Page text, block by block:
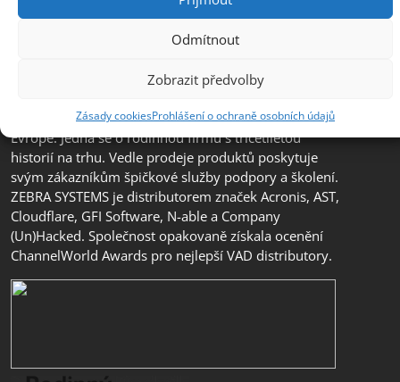
Odmítnout
Zobrazit předvolby
Zásady cookiesProhlášení o ochraně osobních údajů
distributorem s přidanou hodnotou (VAD) v segmentu
České republice, na Slovensku a v jihovýchodní
Evropě. Jedná se o rodinnou firmu s třicetiletou
historií na trhu. Vedle prodeje produktů poskytuje
svým zákazníkům špičkové služby podpory a školení.
ZEBRA SYSTEMS je distributorem značek Acronis, AST,
Cloudflare, GFI Software, N-able a Company
(Un)Hacked. Společnost opakovaně získala ocenění
ChannelWorld Awards pro nejlepší VAD distributory.